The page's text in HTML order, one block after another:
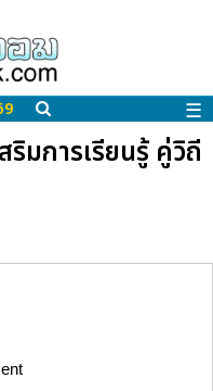
☰
มการเรียนรู้ คู่วิถี